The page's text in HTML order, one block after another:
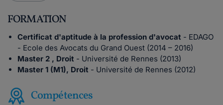
FORMATION
Certificat d'aptitude à la profession d'avocat - EDAGO
- Ecole des Avocats du Grand Ouest (2014 – 2016)
Master 2 , Droit - Université de Rennes (2013)
Master 1 (M1), Droit - Université de Rennes (2012)
Compétences